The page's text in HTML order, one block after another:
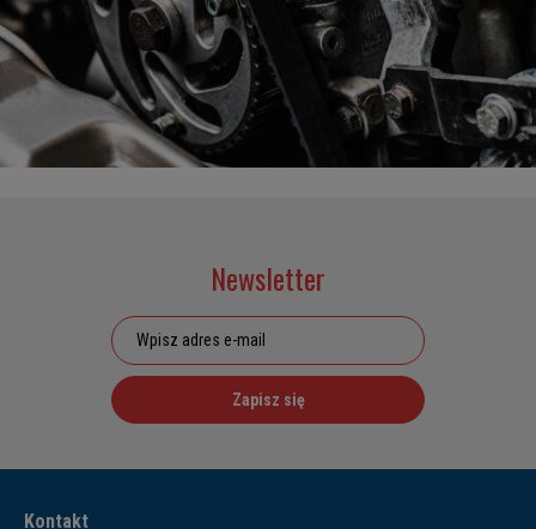
Newsletter
Zapisz się
Kontakt